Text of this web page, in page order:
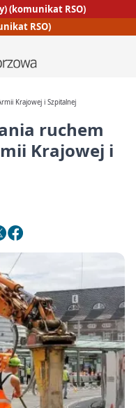
(komunikat RSO)
RSO)
Krajowej i Szpitalnej
ruchem
Krajowej i